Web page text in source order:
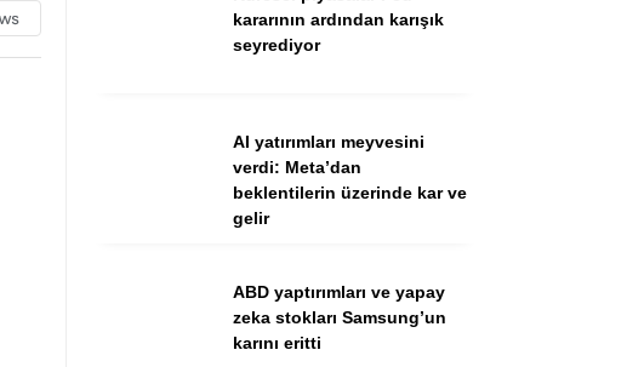
kararının ardından karışık
seyrediyor
AI yatırımları meyvesini
verdi: Meta’dan
beklentilerin üzerinde kar ve
gelir
ABD yaptırımları ve yapay
zeka stokları Samsung’un
karını eritti